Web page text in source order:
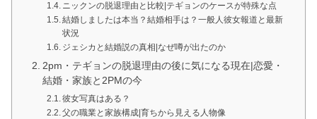
ニックンの脱退理由と比較|テギョンのケースが特殊な点
結婚しましたは本当？結婚相手は？一般人彼女報道と最新
状況
ジェシカと結婚説の真相|なぜ噂が出たのか
2pm・テギョンの脱退理由の後に気になる現在|恋愛・
結婚・家族と2PMの今
彼女写真はある？
父の職業と家族構成|育ちから見える人物像